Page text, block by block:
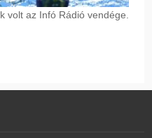
volt az Infó Rádió vendége.